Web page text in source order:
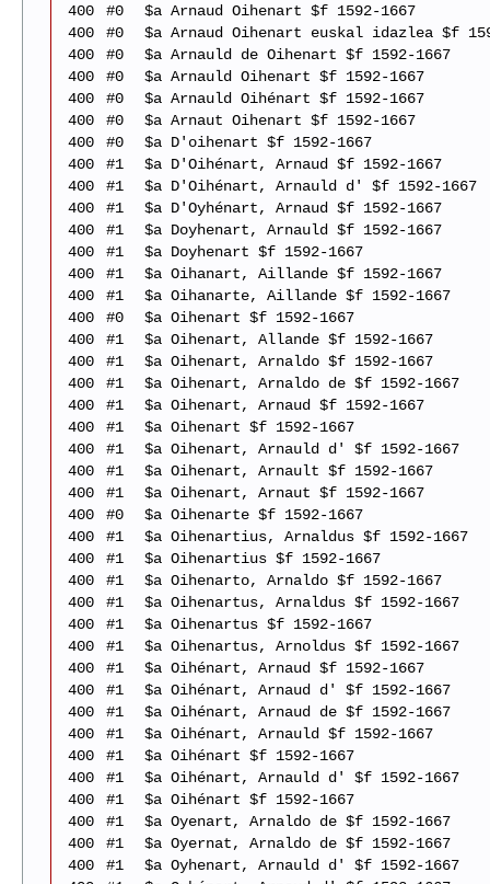
400
#0
$a Arnaud Oihenart $f 1592-1667
400
#0
$a Arnaud Oihenart euskal idazlea $f
400
#0
$a Arnauld de Oihenart $f 1592-1667
400
#0
$a Arnauld Oihenart $f 1592-1667
400
#0
$a Arnauld Oihénart $f 1592-1667
400
#0
$a Arnaut Oihenart $f 1592-1667
400
#0
$a D'oihenart $f 1592-1667
400
#1
$a D'Oihénart, Arnaud $f 1592-1667
400
#1
$a D'Oihénart, Arnauld d' $f 1592-1667
400
#1
$a D'Oyhénart, Arnaud $f 1592-1667
400
#1
$a Doyhenart, Arnauld $f 1592-1667
400
#1
$a Doyhenart $f 1592-1667
400
#1
$a Oihanart, Aillande $f 1592-1667
400
#1
$a Oihanarte, Aillande $f 1592-1667
400
#0
$a Oihenart $f 1592-1667
400
#1
$a Oihenart, Allande $f 1592-1667
400
#1
$a Oihenart, Arnaldo $f 1592-1667
400
#1
$a Oihenart, Arnaldo de $f 1592-1667
400
#1
$a Oihenart, Arnaud $f 1592-1667
400
#1
$a Oihenart $f 1592-1667
400
#1
$a Oihenart, Arnauld d' $f 1592-1667
400
#1
$a Oihenart, Arnault $f 1592-1667
400
#1
$a Oihenart, Arnaut $f 1592-1667
400
#0
$a Oihenarte $f 1592-1667
400
#1
$a Oihenartius, Arnaldus $f 1592-1667
400
#1
$a Oihenartius $f 1592-1667
400
#1
$a Oihenarto, Arnaldo $f 1592-1667
400
#1
$a Oihenartus, Arnaldus $f 1592-1667
400
#1
$a Oihenartus $f 1592-1667
400
#1
$a Oihenartus, Arnoldus $f 1592-1667
400
#1
$a Oihénart, Arnaud $f 1592-1667
400
#1
$a Oihénart, Arnaud d' $f 1592-1667
400
#1
$a Oihénart, Arnaud de $f 1592-1667
400
#1
$a Oihénart, Arnauld $f 1592-1667
400
#1
$a Oihénart $f 1592-1667
400
#1
$a Oihénart, Arnauld d' $f 1592-1667
400
#1
$a Oihénart $f 1592-1667
400
#1
$a Oyenart, Arnaldo de $f 1592-1667
400
#1
$a Oyernat, Arnaldo de $f 1592-1667
400
#1
$a Oyhenart, Arnauld d' $f 1592-1667